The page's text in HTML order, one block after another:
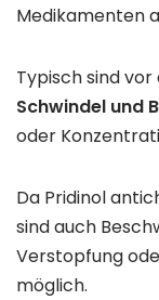
Medikamenten
Typisch sind
Schwindel und
oder
Da Pridinol
sind auch
Verstopfung
möglich.